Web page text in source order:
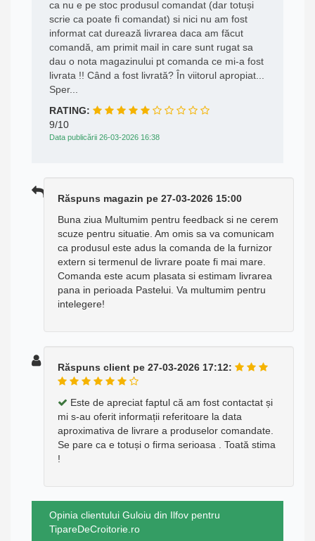
ca nu e pe stoc produsul comandat (dar totuși
scrie ca poate fi comandat) si nici nu am fost
informat cat durează livrarea daca am făcut
comandă, am primit mail in care sunt rugat sa
dau o nota magazinului pt comanda ce mi-a fost
livrata !! Când a fost livrată? În viitorul apropiat...
Sper...
RATING:
9/10
Data publicării 26-03-2026 16:38
Răspuns magazin pe 27-03-2026 15:00
Buna ziua Multumim pentru feedback si ne cerem
scuze pentru situatie. Am omis sa va comunicam
ca produsul este adus la comanda de la furnizor
extern si termenul de livrare poate fi mai mare.
Comanda este acum plasata si estimam livrarea
pana in perioada Pastelui. Va multumim pentru
intelegere!
Răspuns client pe 27-03-2026 17:12:
Este de apreciat faptul că am fost contactat și
mi s-au oferit informații referitoare la data
aproximativa de livrare a produselor comandate.
Se pare ca e totuși o firma serioasa . Toată stima
!
Opinia clientului Guloiu din Ilfov pentru
TipareDeCroitorie.ro